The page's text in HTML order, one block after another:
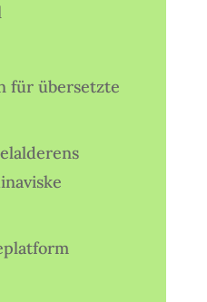
für übersetzte